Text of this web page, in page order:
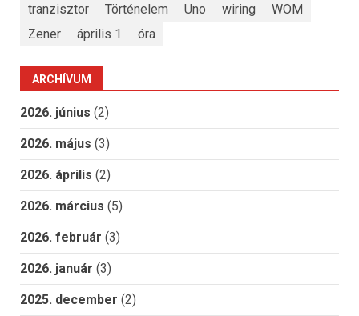
tranzisztor
Történelem Uno wiring
WOM
Zener
április 1 óra
ARCHÍVUM
2026. június (2)
2026. május (3)
2026. április (2)
2026. március (5)
2026. február (3)
2026. január (3)
2025. december (2)